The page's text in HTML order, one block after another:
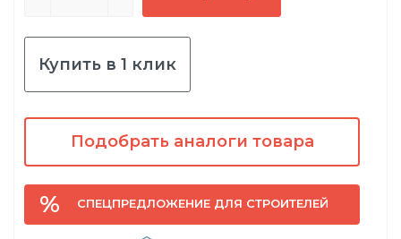
Купить в 1 клик
Подобрать аналоги товара
СПЕЦПРЕДЛОЖЕНИЕ ДЛЯ СТРОИТЕЛЕЙ